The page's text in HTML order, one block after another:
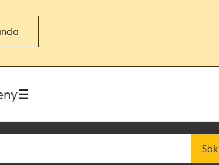
Sök